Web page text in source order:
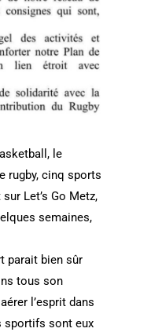
le
rugby, cinq sports
Let’s Go Metz,
semaines,
parait bien sûr
tous son
l’esprit dans
sportifs sont eux